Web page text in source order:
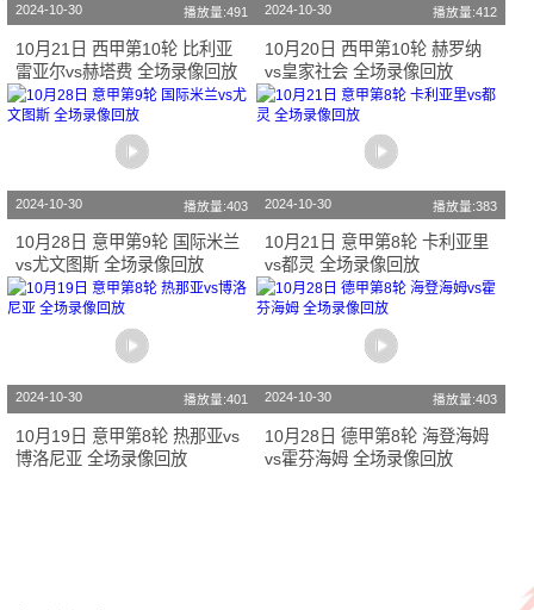
2024-10-30 播放量:491
10月21日 西甲第10轮 比利亚
雷亚尔vs赫塔费 全场录像回放
2024-10-30 播放量:412
10月20日 西甲第10轮 赫罗纳
vs皇家社会 全场录像回放
2024-10-30 播放量:403
10月28日 意甲第9轮 国际米兰
vs尤文图斯 全场录像回放
2024-10-30 播放量:383
10月21日 意甲第8轮 卡利亚里
vs都灵 全场录像回放
2024-10-30 播放量:401
10月19日 意甲第8轮 热那亚vs
博洛尼亚 全场录像回放
2024-10-30 播放量:403
10月28日 德甲第8轮 海登海姆
vs霍芬海姆 全场录像回放